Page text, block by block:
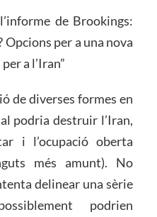
de Brookings:
Opcions per a una nova
a l’Iran”
de diverses formes en
podria destruir l’Iran,
i l’ocupació oberta
més amunt). No
delinear una sèrie
podrien